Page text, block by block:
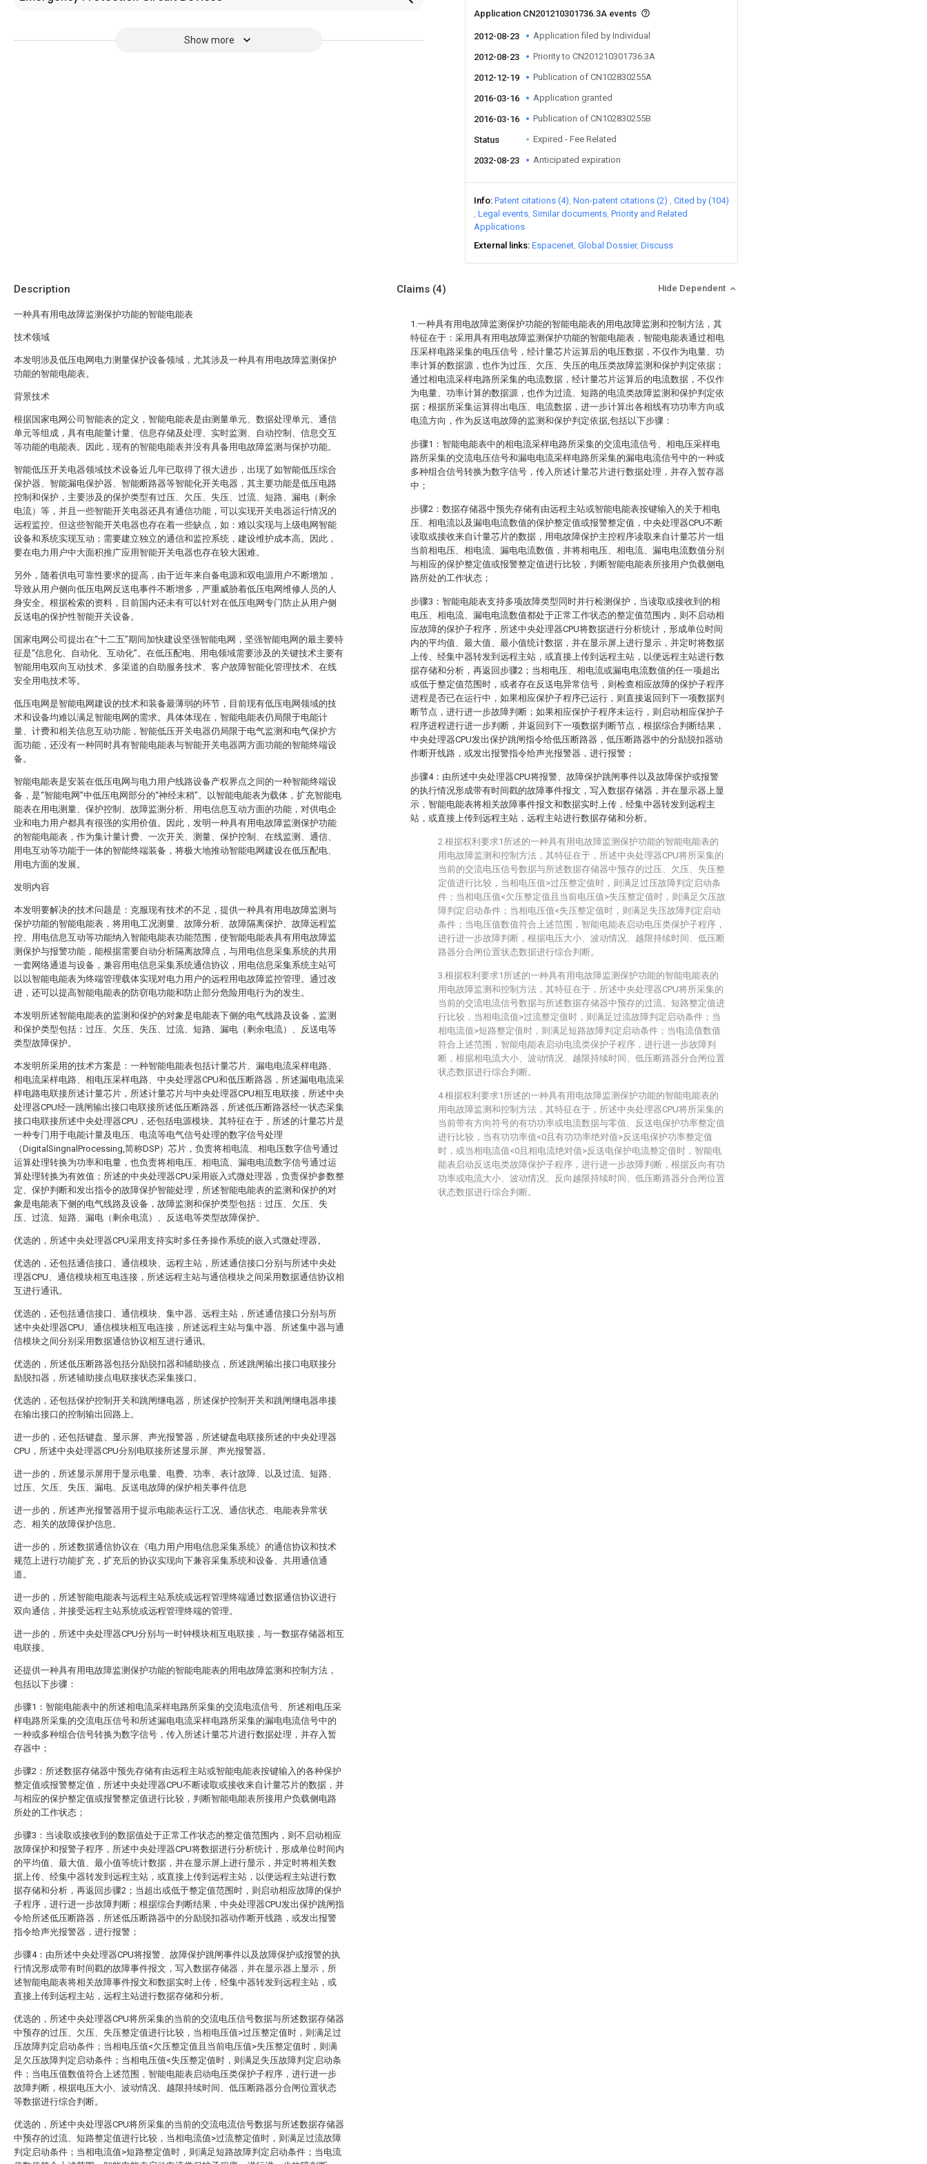
Show more
Application CN201210301736.3A events
2012-08-23 Application filed by Individual
2012-08-23 Priority to CN201210301736.3A
2012-12-19 Publication of CN102830255A
2016-03-16 Application granted
2016-03-16 Publication of CN102830255B
Status Expired - Fee Related
2032-08-23 Anticipated expiration
Info Patent citations (4) Non-patent citations (2)
Cited by (104)
Legal events Similar documents Priority and Related
Applications
External links Espacenet Global Dossier Discuss
Description
一种具有用电故障监测保护功能的智能电能表
技术领域
本发明涉及低压电网电力测量保护设备领域，尤其涉及一种具有用电故障监测保护
功能的智能电能表。
背景技术
根据国家电网公司智能表的定义，智能电能表是由测量单元、数据处理单元、通信
单元等组成，具有电能量计量、信息存储及处理、实时监测、自动控制、信息交互
等功能的电能表。因此，现有的智能电能表并没有具备用电故障监测与保护功能。
智能低压开关电器领域技术设备近几年已取得了很大进步，出现了如智能低压综合
保护器、智能漏电保护器、智能断路器等智能化开关电器，其主要功能是低压电路
控制和保护，主要涉及的保护类型有过压、欠压、失压、过流、短路、漏电（剩余
电流）等，并且一些智能开关电器还具有通信功能，可以实现开关电器运行情况的
远程监控。但这些智能开关电器也存在着一些缺点，如：难以实现与上级电网智能
设备和系统实现互动；需要建立独立的通信和监控系统，建设维护成本高。因此，
要在电力用户中大面积推广应用智能开关电器也存在较大困难。
另外，随着供电可靠性要求的提高，由于近年来自备电源和双电源用户不断增加，
导致从用户侧向低压电网反送电事件不断增多，严重威胁着低压电网维修人员的人
身安全。根据检索的资料，目前国内还未有可以针对在低压电网专门防止从用户侧
反送电的保护性智能开关设备。
国家电网公司提出在“十二五”期间加快建设坚强智能电网，坚强智能电网的最主要特
征是“信息化、自动化、互动化”。在低压配电、用电领域需要涉及的关键技术主要有
智能用电双向互动技术、多渠道的自助服务技术、客户故障智能化管理技术、在线
安全用电技术等。
低压电网是智能电网建设的技术和装备最薄弱的环节，目前现有低压电网领域的技
术和设备均难以满足智能电网的需求。具体体现在，智能电能表仍局限于电能计
量、计费和相关信息互动功能，智能低压开关电器仍局限于电气监测和电气保护方
面功能，还没有一种同时具有智能电能表与智能开关电器两方面功能的智能终端设
备。
智能电能表是安装在低压电网与电力用户线路设备产权界点之间的一种智能终端设
备，是“智能电网”中低压电网部分的“神经末稍”。以智能电能表为载体，扩充智能电
能表在用电测量、保护控制、故障监测分析、用电信息互动方面的功能，对供电企
业和电力用户都具有很强的实用价值。因此，发明一种具有用电故障监测保护功能
的智能电能表，作为集计量计费、一次开关、测量、保护控制、在线监测、通信、
用电互动等功能于一体的智能终端装备，将极大地推动智能电网建设在低压配电、
用电方面的发展。
发明内容
本发明要解决的技术问题是：克服现有技术的不足，提供一种具有用电故障监测与
保护功能的智能电能表，将用电工况测量、故障分析、故障隔离保护、故障远程监
控、用电信息互动等功能纳入智能电能表功能范围，使智能电能表具有用电故障监
测保护与报警功能，能根据需要自动分析隔离故障点，与用电信息采集系统的共用
一套网络通道与设备，兼容用电信息采集系统通信协议，用电信息采集系统主站可
以以智能电能表为终端管理载体实现对电力用户的远程用电故障监控管理。通过改
进，还可以提高智能电能表的防窃电功能和防止部分危险用电行为的发生。
本发明所述智能电能表的监测和保护的对象是电能表下侧的电气线路及设备，监测
和保护类型包括：过压、欠压、失压、过流、短路、漏电（剩余电流）、反送电等
类型故障保护。
本发明所采用的技术方案是：一种智能电能表包括计量芯片、漏电电流采样电路、
相电流采样电路、相电压采样电路、中央处理器CPU和低压断路器，所述漏电电流采
样电路电联接所述计量芯片，所述计量芯片与中央处理器CPU相互电联接，所述中央
处理器CPU经一跳闸输出接口电联接所述低压断路器，所述低压断路器经一状态采集
接口电联接所述中央处理器CPU，还包括电源模块。其特征在于，所述的计量芯片是
一种专门用于电能计量及电压、电流等电气信号处理的数字信号处理
（DigitalSingnalProcessing,简称DSP）芯片，负责将相电流、相电压数字信号通过
运算处理转换为功率和电量，也负责将相电压、相电流、漏电电流数字信号通过运
算处理转换为有效值；所述的中央处理器CPU采用嵌入式微处理器，负责保护参数整
定、保护判断和发出指令的故障保护智能处理，所述智能电能表的监测和保护的对
象是电能表下侧的电气线路及设备，故障监测和保护类型包括：过压、欠压、失
压、过流、短路、漏电（剩余电流）、反送电等类型故障保护。
优选的，所述中央处理器CPU采用支持实时多任务操作系统的嵌入式微处理器。
优选的，还包括通信接口、通信模块、远程主站，所述通信接口分别与所述中央处
理器CPU、通信模块相互电连接，所述远程主站与通信模块之间采用数据通信协议相
互进行通讯。
优选的，还包括通信接口、通信模块、集中器、远程主站，所述通信接口分别与所
述中央处理器CPU、通信模块相互电连接，所述远程主站与集中器、所述集中器与通
信模块之间分别采用数据通信协议相互进行通讯。
优选的，所述低压断路器包括分励脱扣器和辅助接点，所述跳闸输出接口电联接分
励脱扣器，所述辅助接点电联接状态采集接口。
优选的，还包括保护控制开关和跳闸继电器，所述保护控制开关和跳闸继电器串接
在输出接口的控制输出回路上。
进一步的，还包括键盘、显示屏、声光报警器，所述键盘电联接所述的中央处理器
CPU，所述中央处理器CPU分别电联接所述显示屏、声光报警器。
进一步的，所述显示屏用于显示电量、电费、功率、表计故障、以及过流、短路、
过压、欠压、失压、漏电、反送电故障的保护相关事件信息
进一步的，所述声光报警器用于提示电能表运行工况、通信状态、电能表异常状
态、相关的故障保护信息。
进一步的，所述数据通信协议在《电力用户用电信息采集系统》的通信协议和技术
规范上进行功能扩充，扩充后的协议实现向下兼容采集系统和设备、共用通信通
道。
进一步的，所述智能电能表与远程主站系统或远程管理终端通过数据通信协议进行
双向通信，并接受远程主站系统或远程管理终端的管理。
进一步的，所述中央处理器CPU分别与一时钟模块相互电联接，与一数据存储器相互
电联接。
还提供一种具有用电故障监测保护功能的智能电能表的用电故障监测和控制方法，
包括以下步骤：
步骤1：智能电能表中的所述相电流采样电路所采集的交流电流信号、所述相电压采
样电路所采集的交流电压信号和所述漏电电流采样电路所采集的漏电电流信号中的
一种或多种组合信号转换为数字信号，传入所述计量芯片进行数据处理，并存入暂
存器中；
步骤2：所述数据存储器中预先存储有由远程主站或智能电能表按键输入的各种保护
整定值或报警整定值，所述中央处理器CPU不断读取或接收来自计量芯片的数据，并
与相应的保护整定值或报警整定值进行比较，判断智能电能表所接用户负载侧电路
所处的工作状态；
步骤3：当读取或接收到的数据值处于正常工作状态的整定值范围内，则不启动相应
故障保护和报警子程序，所述中央处理器CPU将数据进行分析统计，形成单位时间内
的平均值、最大值、最小值等统计数据，并在显示屏上进行显示，并定时将相关数
据上传、经集中器转发到远程主站，或直接上传到远程主站，以便远程主站进行数
据存储和分析，再返回步骤2；当超出或低于整定值范围时，则启动相应故障的保护
子程序，进行进一步故障判断；根据综合判断结果，中央处理器CPU发出保护跳闸指
令给所述低压断路器，所述低压断路器中的分励脱扣器动作断开线路，或发出报警
指令给声光报警器，进行报警；
步骤4：由所述中央处理器CPU将报警、故障保护跳闸事件以及故障保护或报警的执
行情况形成带有时间戳的故障事件报文，写入数据存储器，并在显示器上显示，所
述智能电能表将相关故障事件报文和数据实时上传，经集中器转发到远程主站，或
直接上传到远程主站，远程主站进行数据存储和分析。
优选的，所述中央处理器CPU将所采集的当前的交流电压信号数据与所述数据存储器
中预存的过压、欠压、失压整定值进行比较，当相电压值>过压整定值时，则满足过
压故障判定启动条件；当相电压值<欠压整定值且当前电压值>失压整定值时，则满
足欠压故障判定启动条件；当相电压值<失压整定值时，则满足失压故障判定启动条
件；当电压值数值符合上述范围，智能电能表启动电压类保护子程序，进行进一步
故障判断，根据电压大小、波动情况、越限持续时间、低压断路器分合闸位置状态
等数据进行综合判断。
优选的，所述中央处理器CPU将所采集的当前的交流电流信号数据与所述数据存储器
中预存的过流、短路整定值进行比较，当相电流值>过流整定值时，则满足过流故障
判定启动条件；当相电流值>短路整定值时，则满足短路故障判定启动条件；当电流
Claims (4) Hide Dependent
1.一种具有用电故障监测保护功能的智能电能表的用电故障监测和控制方法，其
特征在于：采用具有用电故障监测保护功能的智能电能表，智能电能表通过相电
压采样电路采集的电压信号，经计量芯片运算后的电压数据，不仅作为电量、功
率计算的数据源，也作为过压、欠压、失压的电压类故障监测和保护判定依据；
通过相电流采样电路所采集的电流数据，经计量芯片运算后的电流数据，不仅作
为电量、功率计算的数据源，也作为过流、短路的电流类故障监测和保护判定依
据；根据所采集运算得出电压、电流数据，进一步计算出各相线有功功率方向或
电流方向，作为反送电故障的监测和保护判定依据,包括以下步骤：
步骤1：智能电能表中的相电流采样电路所采集的交流电流信号、相电压采样电
路所采集的交流电压信号和漏电电流采样电路所采集的漏电电流信号中的一种或
多种组合信号转换为数字信号，传入所述计量芯片进行数据处理，并存入暂存器
中；
步骤2：数据存储器中预先存储有由远程主站或智能电能表按键输入的关于相电
压、相电流以及漏电电流数值的保护整定值或报警整定值，中央处理器CPU不断
读取或接收来自计量芯片的数据，用电故障保护主控程序读取来自计量芯片一组
当前相电压、相电流、漏电电流数值，并将相电压、相电流、漏电电流数值分别
与相应的保护整定值或报警整定值进行比较，判断智能电能表所接用户负载侧电
路所处的工作状态；
步骤3：智能电能表支持多项故障类型同时并行检测保护，当读取或接收到的相
电压、相电流、漏电电流数值都处于正常工作状态的整定值范围内，则不启动相
应故障的保护子程序，所述中央处理器CPU将数据进行分析统计，形成单位时间
内的平均值、最大值、最小值统计数据，并在显示屏上进行显示，并定时将数据
上传、经集中器转发到远程主站，或直接上传到远程主站，以便远程主站进行数
据存储和分析，再返回步骤2；当相电压、相电流或漏电电流数值的任一项超出
或低于整定值范围时，或者存在反送电异常信号，则检查相应故障的保护子程序
进程是否已在运行中，如果相应保护子程序已运行，则直接返回到下一项数据判
断节点，进行进一步故障判断；如果相应保护子程序未运行，则启动相应保护子
程序进程进行进一步判断，并返回到下一项数据判断节点，根据综合判断结果，
中央处理器CPU发出保护跳闸指令给低压断路器，低压断路器中的分励脱扣器动
作断开线路，或发出报警指令给声光报警器，进行报警；
步骤4：由所述中央处理器CPU将报警、故障保护跳闸事件以及故障保护或报警
的执行情况形成带有时间戳的故障事件报文，写入数据存储器，并在显示器上显
示，智能电能表将相关故障事件报文和数据实时上传，经集中器转发到远程主
站，或直接上传到远程主站，远程主站进行数据存储和分析。
2.根据权利要求1所述的一种具有用电故障监测保护功能的智能电能表的
用电故障监测和控制方法，其特征在于，所述中央处理器CPU将所采集的
当前的交流电压信号数据与所述数据存储器中预存的过压、欠压、失压整
定值进行比较，当相电压值>过压整定值时，则满足过压故障判定启动条
件；当相电压值<欠压整定值且当前电压值>失压整定值时，则满足欠压故
障判定启动条件；当相电压值<失压整定值时，则满足失压故障判定启动
条件；当电压值数值符合上述范围，智能电能表启动电压类保护子程序，
进行进一步故障判断，根据电压大小、波动情况、越限持续时间、低压断
路器分合闸位置状态数据进行综合判断。
3.根据权利要求1所述的一种具有用电故障监测保护功能的智能电能表的
用电故障监测和控制方法，其特征在于，所述中央处理器CPU将所采集的
当前的交流电流信号数据与所述数据存储器中预存的过流、短路整定值进
行比较，当相电流值>过流整定值时，则满足过流故障判定启动条件；当
相电流值>短路整定值时，则满足短路故障判定启动条件；当电流值数值
符合上述范围，智能电能表启动电流类保护子程序，进行进一步故障判
断，根据相电流大小、波动情况、越限持续时间、低压断路器分合闸位置
状态数据进行综合判断。
4.根据权利要求1所述的一种具有用电故障监测保护功能的智能电能表的
用电故障监测和控制方法，其特征在于，所述中央处理器CPU将所采集的
当前带有方向符号的有功功率或电流数据与零值、反送电保护功率整定值
进行比较，当有功功率值<0且有功功率绝对值>反送电保护功率整定值
时，或当相电流值<0且相电流绝对值>反送电保护电流整定值时，智能电
能表启动反送电类故障保护子程序，进行进一步故障判断，根据反向有功
功率或电流大小、波动情况、反向越限持续时间、低压断路器分合闸位置
状态数据进行综合判断。